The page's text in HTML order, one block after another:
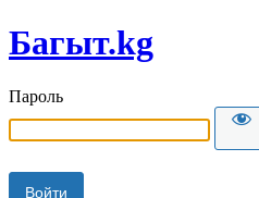
Багыт.kg
Пароль